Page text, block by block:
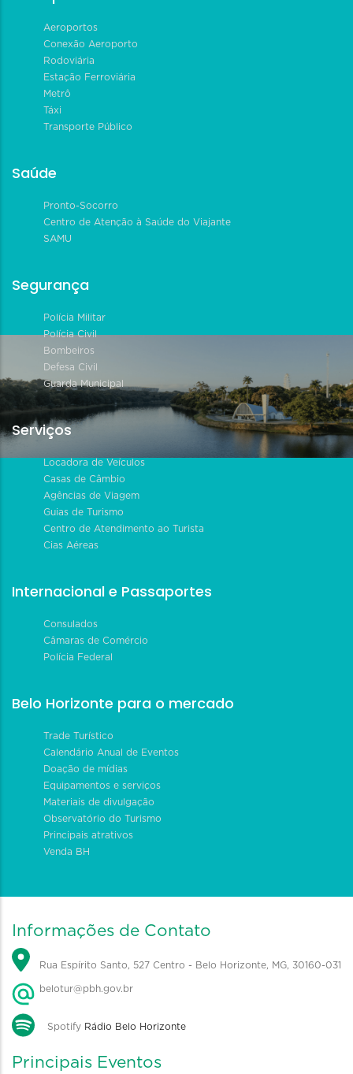
Aeroportos
Conexão Aeroporto
Rodoviária
Estação Ferroviária
Metrô
Táxi
Transporte Público
Saúde
Pronto-Socorro
Centro de Atenção à Saúde do Viajante
SAMU
Segurança
Polícia Militar
Polícia Civil
Bombeiros
Defesa Civil
Guarda Municipal
Serviços
Locadora de Veículos
Casas de Câmbio
Agências de Viagem
Guias de Turismo
Centro de Atendimento ao Turista
Cias Aéreas
Internacional e Passaportes
Consulados
Câmaras de Comércio
Polícia Federal
Belo Horizonte para o mercado
Trade Turístico
Calendário Anual de Eventos
Doação de mídias
Equipamentos e serviços
Materiais de divulgação
Observatório do Turismo
Principais atrativos
Venda BH
Informações de Contato
Rua Espírito Santo, 527 Centro - Belo Horizonte, MG, 30160-031
belotur@pbh.gov.br
Spotify Rádio Belo Horizonte
Principais Eventos